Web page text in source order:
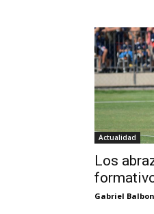
Actualidad
Los
Gabriel